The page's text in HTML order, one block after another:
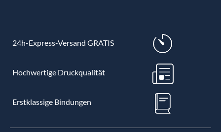
24h-Express-Versand GRATIS
Hochwertige Druckqualität
Erstklassige Bindungen